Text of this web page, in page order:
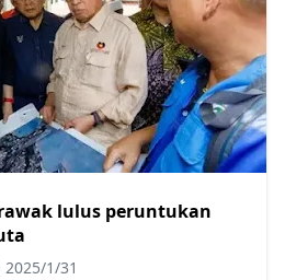
lulus peruntukan
2025/1/31